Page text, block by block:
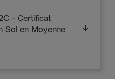
- Certificat
Sol en Moyenne